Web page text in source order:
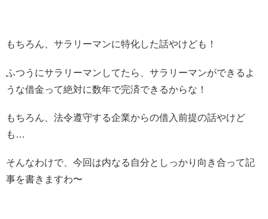
もちろん、サラリーマンに特化した話やけども！
ふつうにサラリーマンしてたら、サラリーマンができるよ
うな借金って絶対に数年で完済できるからな！
もちろん、法令遵守する企業からの借入前提の話やけど
も…
そんなわけで、今回は内なる自分としっかり向き合って記
事を書きますわ〜